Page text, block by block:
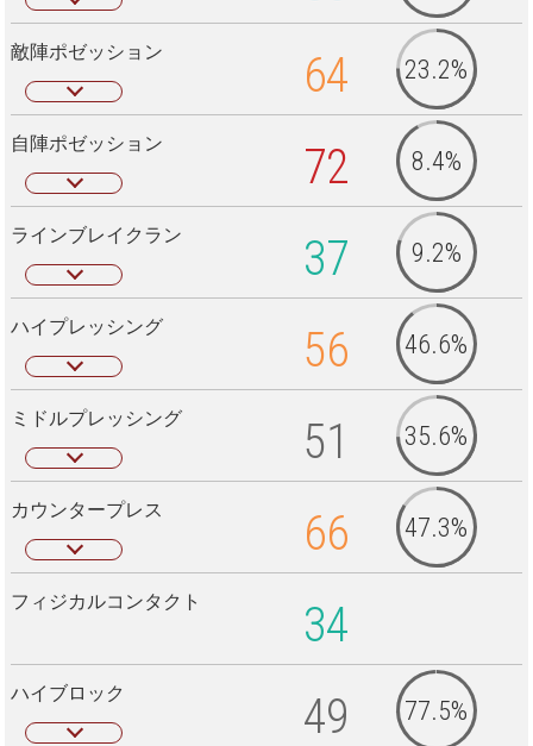
敵陣ポゼッション 64 23.2%
自陣ポゼッション 72 8.4%
ラインブレイクラン 37 9.2%
ハイプレッシング 56 46.6%
ミドルプレッシング 51 35.6%
カウンタープレス 66 47.3%
フィジカルコンタクト 34
ハイブロック 49 77.5%